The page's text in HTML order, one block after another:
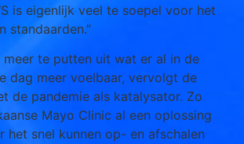
is eigenlijk veel te soepel voor het
standaarden.”
meer te putten uit wat er al in de
dag meer voelbaar, vervolgt de
de pandemie als katalysator. Zo
Mayo Clinic al een oplossing
het snel kunnen op- en afschalen